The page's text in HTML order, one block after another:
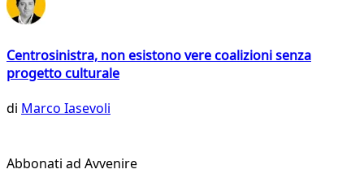
Centrosinistra, non esistono vere coalizioni senza
progetto culturale
di Marco Iasevoli
Abbonati ad Avvenire